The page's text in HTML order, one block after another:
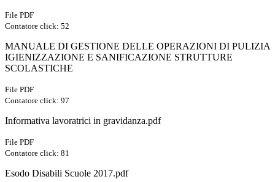
File PDF
Contatore click: 52
MANUALE DI GESTIONE DELLE OPERAZIONI DI PULIZIA
IGIENIZZAZIONE E SANIFICAZIONE STRUTTURE
SCOLASTICHE
File PDF
Contatore click: 97
Informativa lavoratrici in gravidanza.pdf
File PDF
Contatore click: 81
Esodo Disabili Scuole 2017.pdf